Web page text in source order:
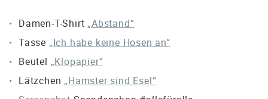
Damen-T-Shirt „Abstand“
Tasse „Ich habe keine Hosen an“
Beutel „Klopapier“
Lätzchen „Hamster sind Esel“